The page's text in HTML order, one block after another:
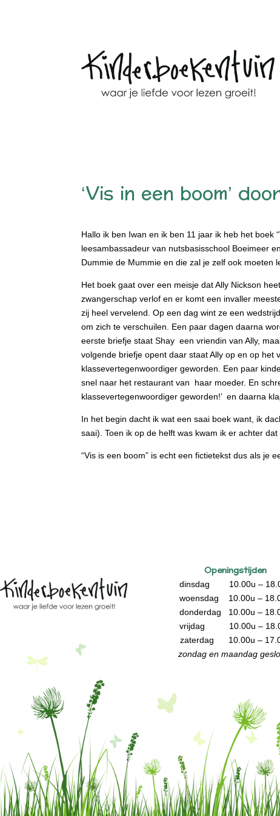
‘Vis in een boom’
Hallo ik ben Iwan en ik ben 11 jaar ik heb het boek
leesambassadeur van nutsbasisschool Boeimeer
Dummie de Mummie en die zal je zelf ook moeten
Het boek gaat over een meisje dat Ally Nickson
zwangerschap verlof en er komt een invaller
zij heel vervelend. Op een dag wint ze een
om zich te verschuilen. Een paar dagen daarna
eerste briefje staat Shay een vriendin van Ally,
volgende briefje opent daar staat Ally op en op het
klassevertegenwoordiger geworden. Een paar
snel naar het restaurant van haar moeder. En
klassevertegenwoordiger geworden!’ en daarna
In het begin dacht ik wat een saai boek want, ik
saai). Toen ik op de helft was kwam ik er achter
“Vis is een boom” is echt een fictietekst dus als je
Openingstijden
dinsdag 10.00u –
woensdag 10.00u –
donderdag 10.00u –
vrijdag 10.00u –
zaterdag 10.00u –
zondag en maandag